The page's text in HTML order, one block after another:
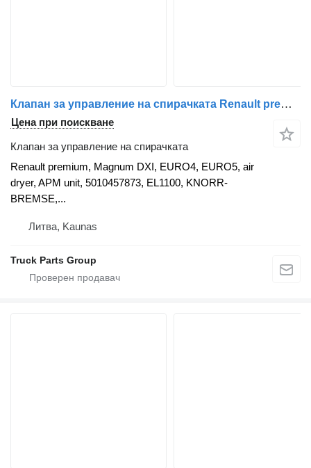
Клапан за управление на спирачката Renault premium, Magnum DXI, EURO4, EURO5, air dryer, APM unit, 50104578 Renault за влекач Renault Premium DXI, Magnum DXI, Kerax DXI
Цена при поискване
Клапан за управление на спирачката
Renault premium, Magnum DXI, EURO4, EURO5, air
dryer, APM unit, 5010457873, EL1100, KNORR-
BREMSE,...
Литва, Kaunas
Truck Parts Group